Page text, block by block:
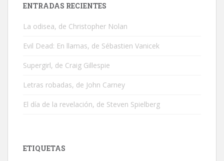
ENTRADAS RECIENTES
La odisea, de Christopher Nolan
Evil Dead: En llamas, de Sébastien Vanicek
Supergirl, de Craig Gillespie
Letras robadas, de John Carney
El día de la revelación, de Steven Spielberg
ETIQUETAS